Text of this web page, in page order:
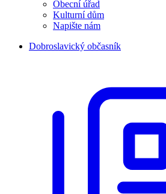
Obecní úřad
Kulturní dům
Napište nám
Dobroslavický občasník